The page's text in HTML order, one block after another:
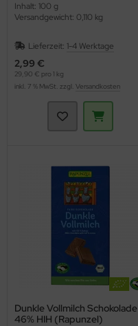
Inhalt: 100 g
Versandgewicht: 0,110 kg
Lieferzeit: 1-4 Werktage
2,99 €
29,90 € pro 1 kg
inkl. 7 % MwSt. zzgl. Versandkosten
Dunkle Vollmilch Schokolade
46% HIH (Rapunzel)